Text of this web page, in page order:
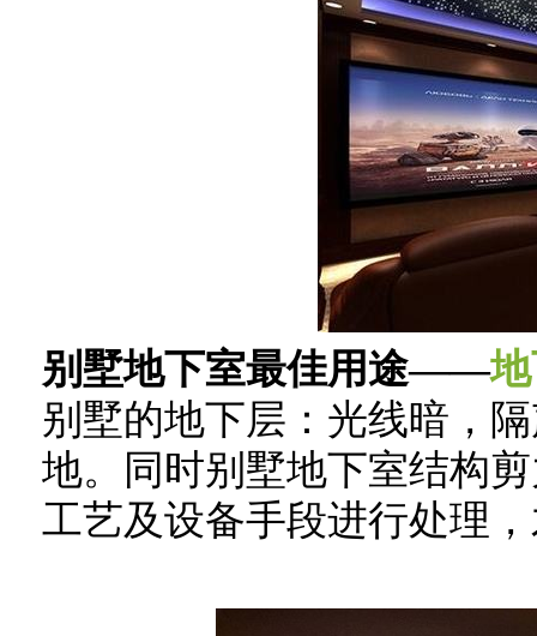
别墅地下室最佳用途——
别墅的地下层：光线暗，
地。同时别墅地下室结构
工艺及设备手段进行处理